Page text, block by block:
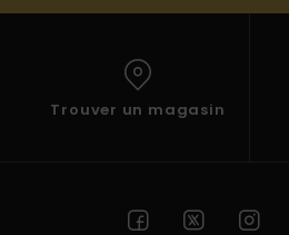
Trouver un magasin